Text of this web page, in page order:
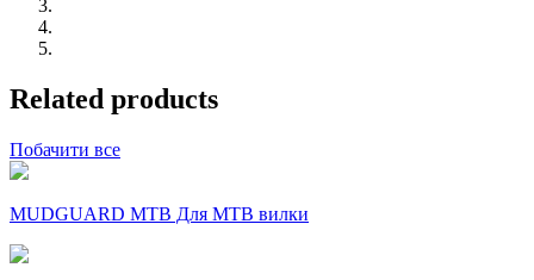
Related products
Побачити все
MUDGUARD MTB Для MTB вилки